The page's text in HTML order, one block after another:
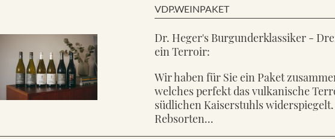
VDP.WEINPAKET
Dr. Heger's Burgunderklassiker -
ein Terroir:
Wir haben für Sie ein Paket
welches perfekt das vulkanische
südlichen Kaiserstuhls
Rebsorten...